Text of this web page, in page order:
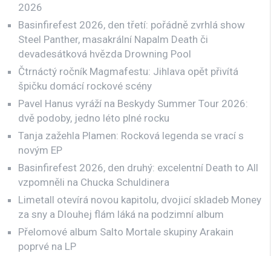
2026
Basinfirefest 2026, den třetí: pořádně zvrhlá show
Steel Panther, masakrální Napalm Death či
devadesátková hvězda Drowning Pool
Čtrnáctý ročník Magmafestu: Jihlava opět přivítá
špičku domácí rockové scény
Pavel Hanus vyráží na Beskydy Summer Tour 2026:
dvě podoby, jedno léto plné rocku
Tanja zažehla Plamen: Rocková legenda se vrací s
novým EP
Basinfirefest 2026, den druhý: excelentní Death to All
vzpomněli na Chucka Schuldinera
Limetall otevírá novou kapitolu, dvojicí skladeb Money
za sny a Dlouhej flám láká na podzimní album
Přelomové album Salto Mortale skupiny Arakain
poprvé na LP